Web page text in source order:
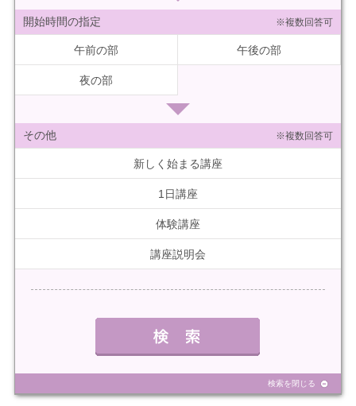
開始時間の指定 ※複数回答可
午前の部 午後の部
夜の部
その他 ※複数回答可
新しく始まる講座
1日講座
体験講座
講座説明会
検索を閉じる